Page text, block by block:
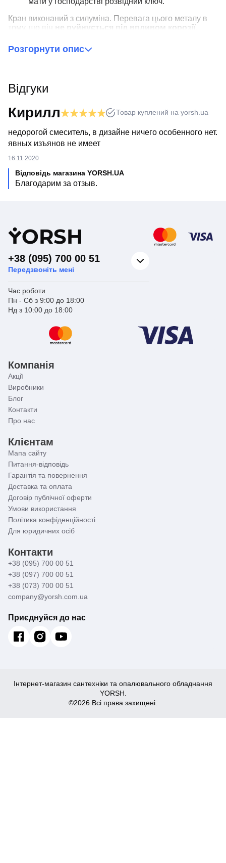
Кран виконаний з силуміна. Перевага цього металу в
тому, що він не руйнується під впливом корозії
декоративний шар — хром. Він надає влаштуванню
змішувача з однією рукою нестандартного зовнішнього
Окремо варто відзначити дизайн
стане відмінним доповненням вашої ванної кімнати,
виконання ручки крана змішувача є гармонійним
продовженням стилю сантехнічного пристрою, але й
зручним елементом управління.
Розгорнути опис
Відгуки
Кирилл Товар куплений на yorsh.ua
недорогой смеситель, в дизайне ничего особенного нет.
явных изъянов не имеет
16.11.2020
Відповідь магазина YORSH.UA
Благодарим за отзыв.
YORSH
+38 (095) 700 00 51
Передзвоніть мені
Час роботи
Пн - Сб з 9:00 до 18:00
Нд з 10:00 до 18:00
Компанія
Акції
Виробники
Блог
Контакти
Про нас
Клієнтам
Мапа сайту
Питання-відповідь
Гарантія та повернення
Доставка та оплата
Договір публічної оферти
Умови використання
Політика конфіденційності
Для юридичних осіб
Контакти
+38 (095) 700 00 51
+38 (097) 700 00 51
+38 (073) 700 00 51
company@yorsh.com.ua
Приєднуйся до нас
Інтернет-магазин сантехніки та опалювального обладнання
YORSH.
©2026 Всі права захищені.